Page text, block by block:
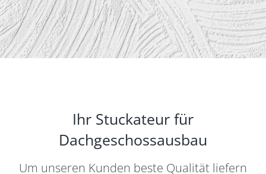
Ihr Stuckateur für
Dachgeschossausbau
Um unseren Kunden beste Qualität liefern